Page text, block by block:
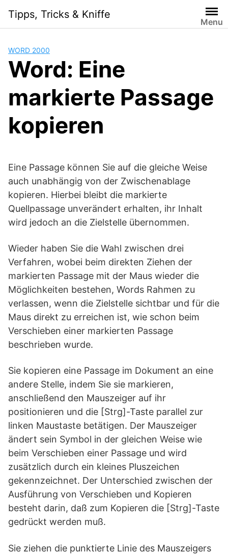
content
Tipps, Tricks & Kniffe
Menu
WORD 2000
Word: Eine
markierte Passage
kopieren
Eine Passage können Sie auf die gleiche Weise
auch unabhängig von der Zwischenablage
kopieren. Hierbei bleibt die markierte
Quellpassage unverändert erhalten, ihr Inhalt
wird jedoch an die Zielstelle übernommen.
Wieder haben Sie die Wahl zwischen drei
Verfahren, wobei beim direkten Ziehen der
markierten Passage mit der Maus wieder die
Möglichkeiten bestehen, Words Rahmen zu
verlassen, wenn die Zielstelle sichtbar und für die
Maus direkt zu erreichen ist, wie schon beim
Verschieben einer markierten Passage
beschrieben wurde.
Sie kopieren eine Passage im Dokument an eine
andere Stelle, indem Sie sie markieren,
anschließend den Mauszeiger auf ihr
positionieren und die [Strg]-Taste parallel zur
linken Maustaste betätigen. Der Mauszeiger
ändert sein Symbol in der gleichen Weise wie
beim Verschieben einer Passage und wird
zusätzlich durch ein kleines Pluszeichen
gekennzeichnet. Der Unterschied zwischen der
Ausführung von Verschieben und Kopieren
besteht darin, daß zum Kopieren die [Strg]-Taste
gedrückt werden muß.
Sie ziehen die punktierte Linie des Mauszeigers